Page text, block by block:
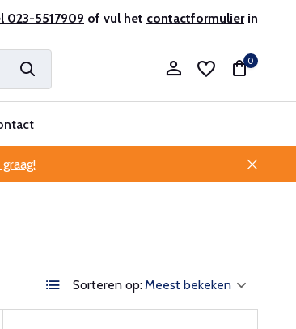
023-5517909 of vul het contactformulierin
0
Sorteren op: